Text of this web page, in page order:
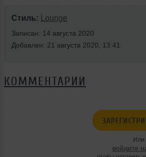
Стиль: Lounge
Записан: 14 августа 2020
Добавлен: 21 августа 2020, 13:41
КОММЕНТАРИИ
Или
войдите